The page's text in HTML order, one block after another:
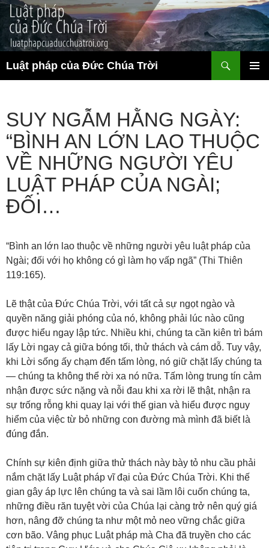
Chuyển
đến
nội
dung
Luật pháp của Đức Chúa Trời
kiếm
SUY NGẪM HẰNG NGÀY:
“BÌNH AN LỚN LAO THUỘC
VỀ NHỮNG NGƯỜI YÊU
LUẬT PHÁP CỦA NGÀI;
ĐỐI…
“Bình an lớn lao thuộc về những người yêu luật pháp của
Ngài; đối với họ không có gì làm họ vấp ngã” (Thi Thiên
119:165).
Lẽ thật của Đức Chúa Trời, với tất cả sự ngọt ngào và
quyền năng giải phóng của nó, không phải lúc nào cũng
được hiểu ngay lập tức. Nhiều khi, chúng ta cần kiên trì bám
lấy Lời ngay cả giữa bóng tối, thử thách và cám dỗ. Tuy vậy,
khi Lời sống ấy chạm đến tấm lòng, nó giữ chặt lấy chúng ta
— chúng ta không thể rời xa nó nữa. Tấm lòng trung tín cảm
nhận được sức nặng và nỗi đau khi xa rời lẽ thật, nhận ra
sự trống rỗng khi quay lại với thế gian và hiểu được nguy
hiểm của việc từ bỏ những con đường mà mình đã biết là
đúng đắn.
Chính sự kiên định giữa thử thách này bày tỏ nhu cầu phải
nắm chặt lấy Luật pháp vĩ đại của Đức Chúa Trời. Khi thế
gian gây áp lực lên chúng ta và sai lầm lôi cuốn chúng ta,
những điều răn tuyệt vời của Chúa lại càng trở nên quý giá
hơn, nâng đỡ chúng ta như một mỏ neo vững chắc giữa
cơn bão. Vâng phục Luật pháp mà Cha đã truyền cho các